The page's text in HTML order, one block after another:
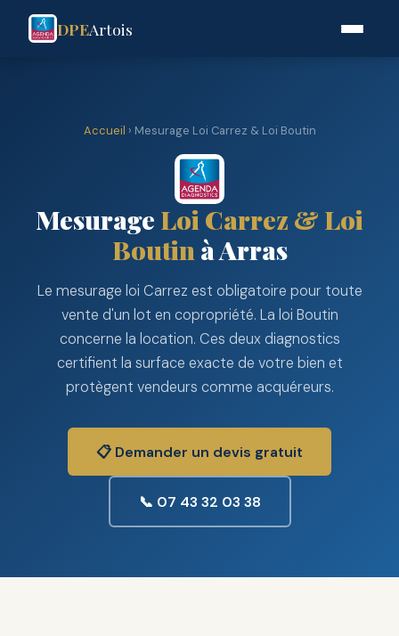
DPEArtois
Accueil › Mesurage Loi Carrez & Loi Boutin
Mesurage Loi Carrez & Loi
Boutin à Arras
Le mesurage loi Carrez est obligatoire pour toute
vente d'un lot en copropriété. La loi Boutin
concerne la location. Ces deux diagnostics
certifient la surface exacte de votre bien et
protègent vendeurs comme acquéreurs.
📋 Demander un devis gratuit
📞 07 43 32 03 38